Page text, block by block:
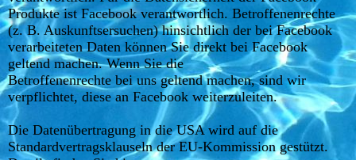
Produkte ist Facebook verantwortlich. Betroffenenrechte
(z. B. Auskunftsersuchen) hinsichtlich der bei Facebook
verarbeiteten Daten können Sie direkt bei Facebook
geltend machen. Wenn Sie die
Betroffenenrechte bei uns geltend machen, sind wir
verpflichtet, diese an Facebook weiterzuleiten.
Die Datenübertragung in die USA wird auf die
Standardvertragsklauseln der EU-Kommission gestützt.